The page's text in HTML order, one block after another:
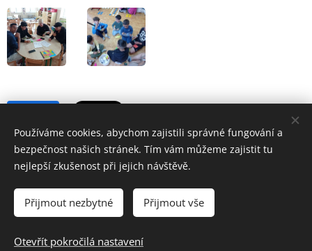
Základní škola a Mateřská škola Školní 1/814,Havířov-Šumbark,
příspěvková organizace
Cookies
Používáme cookies, abychom zajistili správné fungování a
bezpečnost našich stránek. Tím vám můžeme zajistit tu
nejlepší zkušenost při jejich návštěvě.
Přijmout nezbytné Přijmout vše
Otevřít pokročilá nastavení